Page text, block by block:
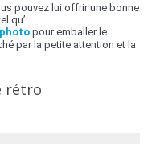
pouvez lui offrir une bonne
qu’
pour emballer le
par la petite attention et la
rétro